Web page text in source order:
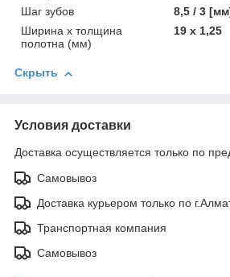
Шаг зубов
8,5 / 3
Ширина x толщина
полотна (мм)
19 x 1,25
Скрыть
Условия доставки
Доставка осуществляется только по
Самовывоз
Доставка курьером только по
Транспортная компания
Самовывоз